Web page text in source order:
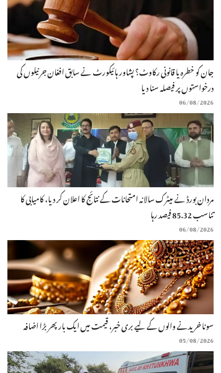
جان کو خطرہ یا قانونی رکاوٹ؟ پشاور ہائیکورٹ نے سابق افغان جرنیلوں کی
درخواستوں پر فیصلہ سنا دیا
06/08/2026
مردان بورڈ نے میٹرک سالانہ امتحانات کے نتائج کا اعلان کر دیا، کامیابی کا
تناسب 85.32 فیصد رہا
06/08/2026
سونا خریدنے والوں کے لیے بری خبر، قیمت میں ایک بار پھر بڑا اضافہ
05/08/2026